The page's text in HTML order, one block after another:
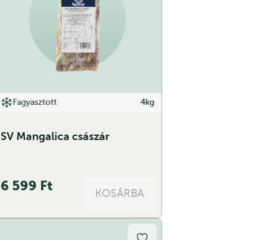
Fagyasztott 4kg
SV Mangalica császár
6 599 Ft KOSÁRBA